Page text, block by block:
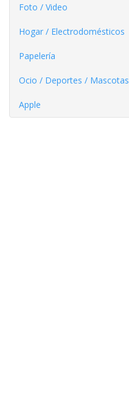
Foto / Video
Hogar / Electrodomésticos
Papelería
Ocio / Deportes / Mascotas
Apple